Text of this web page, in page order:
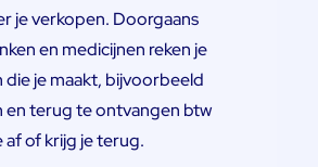
je verkopen. Doorgaans
en medicijnen reken je
je maakt, bijvoorbeeld
en terug te ontvangen btw
of krijg je terug.